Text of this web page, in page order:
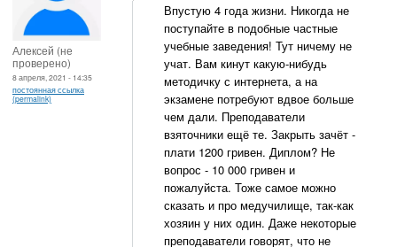
Алексей (не
проверено)
8 апреля, 2021 - 14:35
постоянная ссылка
(permalink)
Впустую 4 года жизни. Никогда не
поступайте в подобные частные
учебные заведения! Тут ничему не
учат. Вам кинут какую-нибудь
методичку с интернета, а на
экзамене потребуют вдвое больше
чем дали. Преподаватели
взяточники ещё те. Закрыть зачёт -
плати 1200 гривен. Диплом? Не
вопрос - 10 000 гривен и
пожалуйста. Тоже самое можно
сказать и про медучилище, так-как
хозяин у них один. Даже некоторые
преподаватели говорят, что не